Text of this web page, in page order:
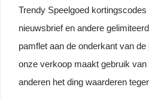
Trendy Speelgoed
nieuwsbrief en andere
pamflet aan de onderkant van
onze verkoop maakt gebruik
anderen het ding waarderen